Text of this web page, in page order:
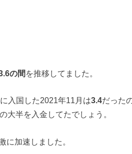
の間 を推移してました。
に入国した2021年11月は3.4だった
大半を入金してたでしょう。
に加速しました。